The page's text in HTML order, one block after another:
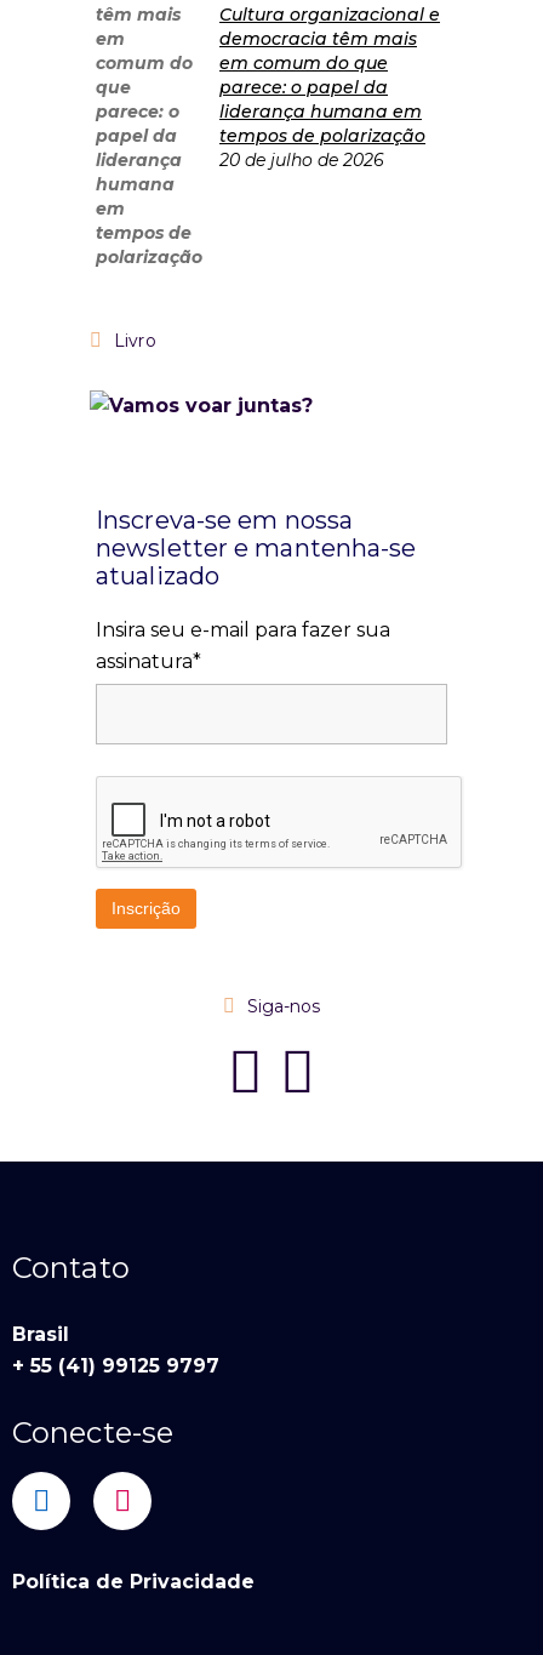
Cultura organizacional e
democracia têm mais
em comum do que
parece: o papel da
liderança humana em
tempos de polarização
20 de julho de 2026
Livro
Inscreva-se em nossa
newsletter e mantenha-se
atualizado
Insira seu e-mail para fazer sua
assinatura*
Siga-nos
Contato
Brasil
+ 55 (41) 99125 9797
Conecte-se
Política de Privacidade